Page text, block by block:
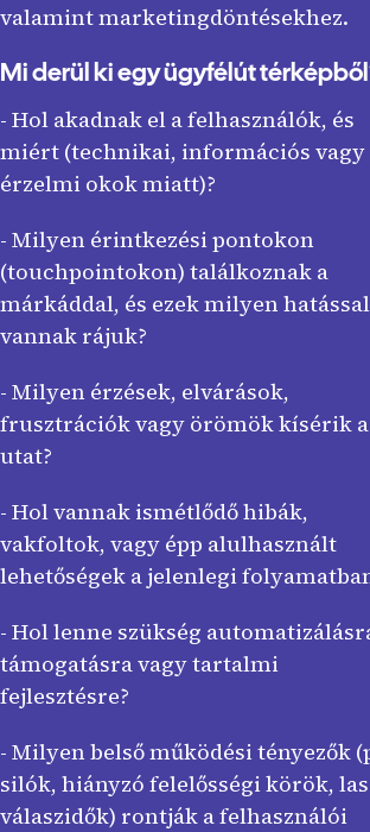
valamint marketingdöntésekhez.
Mi derül ki egy ügyfélút
- Hol akadnak el a felhasználók, és
miért (technikai, információs vagy
érzelmi okok miatt)?
- Milyen érintkezési pontokon
(touchpointokon) találkoznak a
márkáddal, és ezek milyen hatással
vannak rájuk?
- Milyen érzések, elvárások,
frusztrációk vagy örömök kísérik
utat?
- Hol vannak ismétlődő hibák,
vakfoltok, vagy épp alulhasznált
lehetőségek a jelenlegi
- Hol lenne szükség
támogatásra vagy tartalmi
fejlesztésre?
- Milyen belső működési tényezők
silók, hiányzó felelősségi körök,
válaszidők) rontják a felhasználói